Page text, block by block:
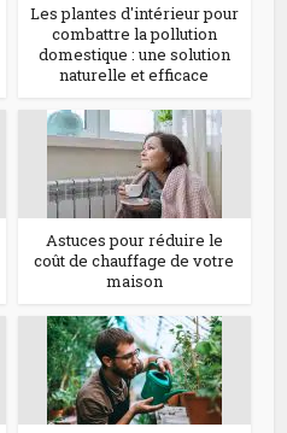
Les plantes d'intérieur pour
combattre la pollution
domestique : une solution
naturelle et efficace
Astuces pour réduire le
coût de chauffage de votre
maison